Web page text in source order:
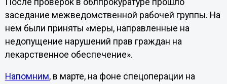
заседание межведомственной рабочей группы. На
нем были приняты «меры, направленные на
недопущение нарушений прав граждан на
лекарственное обеспечение».
Напомним, в марте, на фоне спецоперации на